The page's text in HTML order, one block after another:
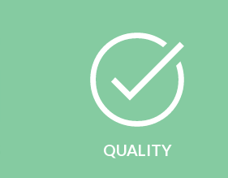
QUALITY